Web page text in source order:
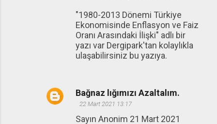
"1980-2013 Dönemi Türkiye
Ekonomisinde Enflasyon ve Faiz
Oranı Arasındaki İlişki" adlı bir
yazı var Dergipark'tan kolaylıkla
ulaşabilirsiniz bu yazıya.
Bağnaz lığımızı Azaltalım.
22 Mart 2021 13:17
Sayın Anonim 21 Mart 2021